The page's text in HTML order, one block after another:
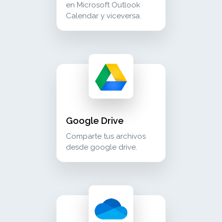
en Microsoft Outlook
Calendar y viceversa.
google drive comparte tus archivos desde
cloud_storage
Google Drive
Comparte tus archivos
desde google drive.
microsoft onedrive comparte tus archivos
cloud_storage